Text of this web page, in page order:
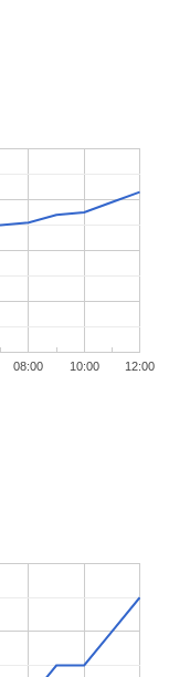
08:00 10:00 12:00